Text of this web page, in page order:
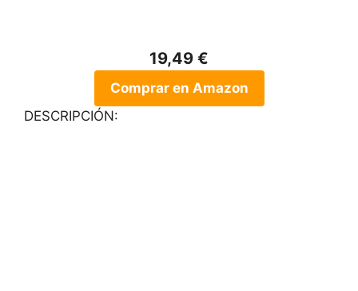
19,49 €
Comprar en Amazon
DESCRIPCIÓN: